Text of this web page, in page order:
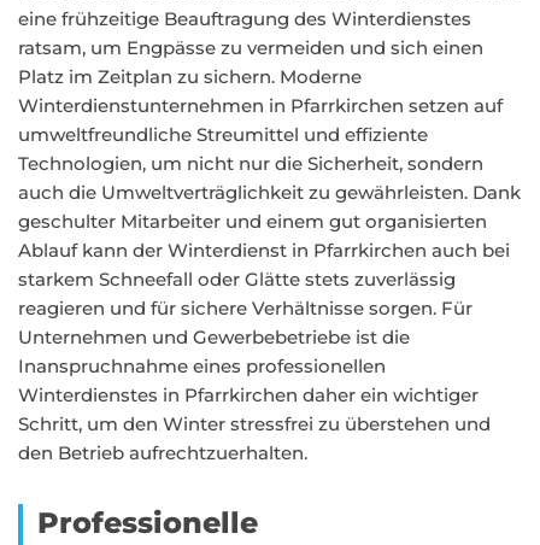
eine frühzeitige Beauftragung des Winterdienstes
ratsam, um Engpässe zu vermeiden und sich einen
Platz im Zeitplan zu sichern. Moderne
Winterdienstunternehmen in Pfarrkirchen setzen auf
umweltfreundliche Streumittel und effiziente
Technologien, um nicht nur die Sicherheit, sondern
auch die Umweltverträglichkeit zu gewährleisten. Dank
geschulter Mitarbeiter und einem gut organisierten
Ablauf kann der Winterdienst in Pfarrkirchen auch bei
starkem Schneefall oder Glätte stets zuverlässig
reagieren und für sichere Verhältnisse sorgen. Für
Unternehmen und Gewerbebetriebe ist die
Inanspruchnahme eines professionellen
Winterdienstes in Pfarrkirchen daher ein wichtiger
Schritt, um den Winter stressfrei zu überstehen und
den Betrieb aufrechtzuerhalten.
Professionelle